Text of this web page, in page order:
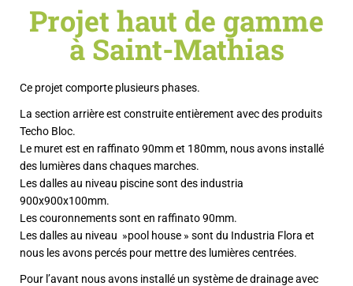
Projet haut de gamme
à Saint-Mathias
Ce projet comporte plusieurs phases.
La section arrière est construite entièrement avec des produits
Techo Bloc.
Le muret est en raffinato 90mm et 180mm, nous avons installé
des lumières dans chaques marches.
Les dalles au niveau piscine sont des industria
900x900x100mm.
Les couronnements sont en raffinato 90mm.
Les dalles au niveau »pool house » sont du Industria Flora et
nous les avons percés pour mettre des lumières centrées.
Pour l’avant nous avons installé un système de drainage avec